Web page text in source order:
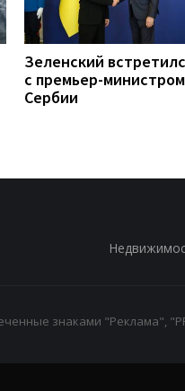
Зеленский
с премьер-министром
Сербии
знаками "Реклама",